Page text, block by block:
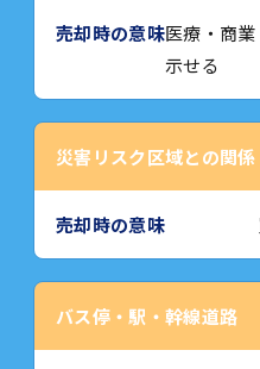
医療・商
示せる
災害リスク区域との関係
バス停・駅・幹線道路